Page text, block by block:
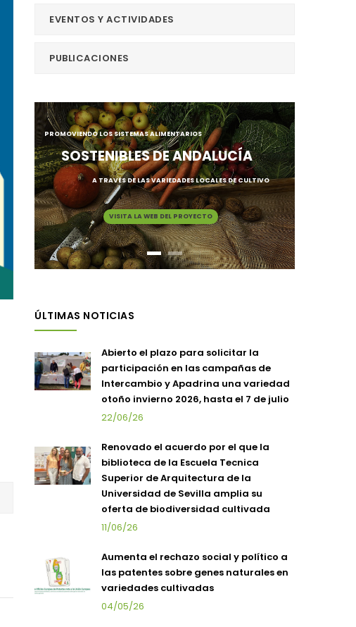
EVENTOS Y ACTIVIDADES
PUBLICACIONES
PROMOVIENDO LOS SISTEMAS ALIMENTARIOS
SOSTENIBLES DE ANDALUCÍA
A TRAVÉS DE LAS VARIEDADES LOCALES DE CULTIVO
VISITA LA WEB DEL PROYECTO
ÚLTIMAS NOTICIAS
Abierto el plazo para solicitar la
participación en las campañas de
Intercambio y Apadrina una variedad
otoño invierno 2026, hasta el 7 de julio
22/06/26
Renovado el acuerdo por el que la
biblioteca de la Escuela Tecnica
Superior de Arquitectura de la
Universidad de Sevilla amplia su
oferta de biodiversidad cultivada
11/06/26
Aumenta el rechazo social y político a
las patentes sobre genes naturales en
variedades cultivadas
04/05/26